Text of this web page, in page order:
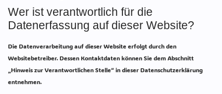
Wer ist verantwortlich für die
Datenerfassung auf dieser Website?
Die Datenverarbeitung auf dieser Website erfolgt durch den
Websitebetreiber. Dessen Kontaktdaten können Sie dem Abschnitt
„Hinweis zur Verantwortlichen Stelle“ in dieser Datenschutzerklärung
entnehmen.